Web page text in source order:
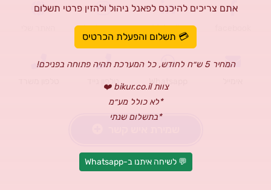
אתם צריכים להיכנס לפאנל ניהול ולהזין פרטי תשלום
💳 תשלום והפעלת הכרטיס
המחיר 5 ש״ח לחודש, כל המערכת תהיה פתוחה בפניכם!
צוות bikur.co.il ❤️
*לא כולל מע״מ
*בתשלום שנתי
💬 לשיחה איתנו ב-Whatsapp
Linkedin
Instagram
Whatsapp טלפון נייד